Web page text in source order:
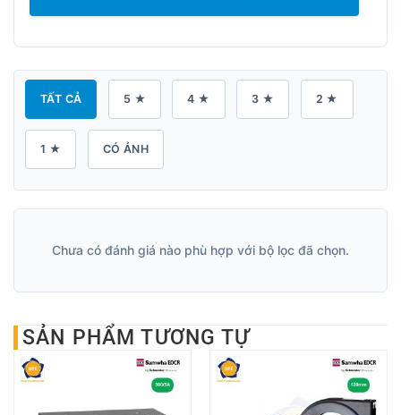
TẤT CẢ 5 ★ 4 ★ 3 ★ 2 ★
1 ★ CÓ ẢNH
Chưa có đánh giá nào phù hợp với bộ lọc đã chọn.
SẢN PHẨM TƯƠNG TỰ